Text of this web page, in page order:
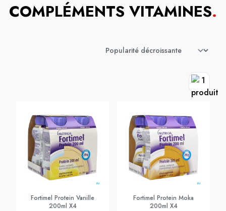
COMPLÉMENTS VITAMINES.
Fortimel Protein Vanille
200ml X4
Fortimel Protein Moka
200ml X4